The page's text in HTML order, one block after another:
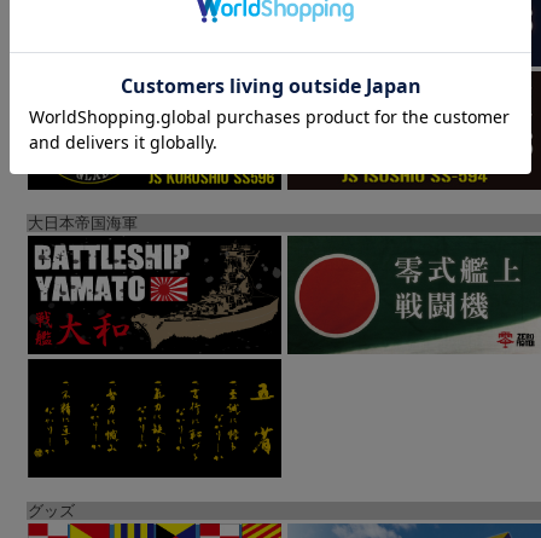
大日本帝国海軍
グッズ